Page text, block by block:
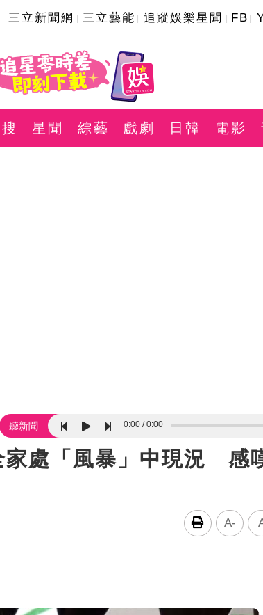
三立新聞網 三立藝能 追蹤娛樂星聞 FB
星聞 綜藝 戲劇 日韓 電影
聽新聞 0:00 0:00
家處「風暴」中現況 感
A-